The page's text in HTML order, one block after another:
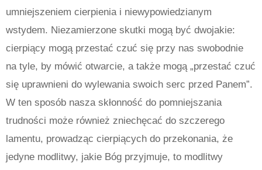
umniejszeniem cierpienia i niewypowiedzianym
wstydem. Niezamierzone skutki mogą być dwojakie:
cierpiący mogą przestać czuć się przy nas swobodnie
na tyle, by mówić otwarcie, a także mogą „przestać czuć
się uprawnieni do wylewania swoich serc przed Panem”.
W ten sposób nasza skłonność do pomniejszania
trudności może również zniechęcać do szczerego
lamentu, prowadząc cierpiących do przekonania, że
jedyne modlitwy, jakie Bóg przyjmuje, to modlitwy